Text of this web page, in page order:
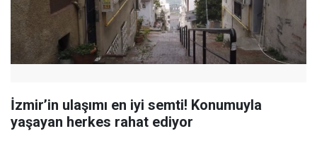
İzmir’in ulaşımı en iyi semti! Konumuyla
yaşayan herkes rahat ediyor